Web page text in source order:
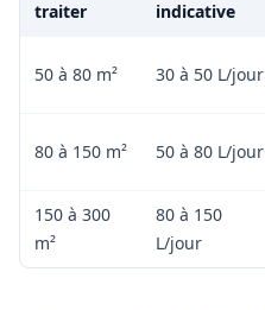
traiter
indicative
50 à 80 m² 30 à 50 L/jour
80 à 150 m² 50 à 80 L/jour
150 à 300
m²
80 à 150
L/jour